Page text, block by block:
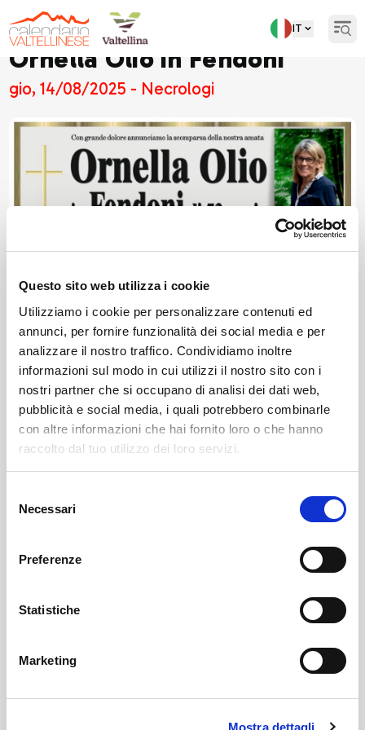
Questo sito web utilizza i cookie
Utilizziamo i cookie per personalizzare contenuti ed
annunci, per fornire funzionalità dei social media e per
analizzare il nostro traffico. Condividiamo inoltre
informazioni sul modo in cui utilizzi il nostro sito con i
nostri partner che si occupano di analisi dei dati web,
pubblicità e social media, i quali potrebbero combinarle
con altre informazioni che hai fornito loro o che hanno
raccolto dal tuo utilizzo dei loro servizi.
delNecessari
Preferenze
Statistiche
Marketing
Mostra dettagli
IT
Ornella Olio in Fendoni
gio, 14/08/2025 - Necrologi
Leggi qui il Necrologio :
https://www.onoranzefunebrisof.it/necrologi/
Sondrio
SOF Società Onoranze Funebri